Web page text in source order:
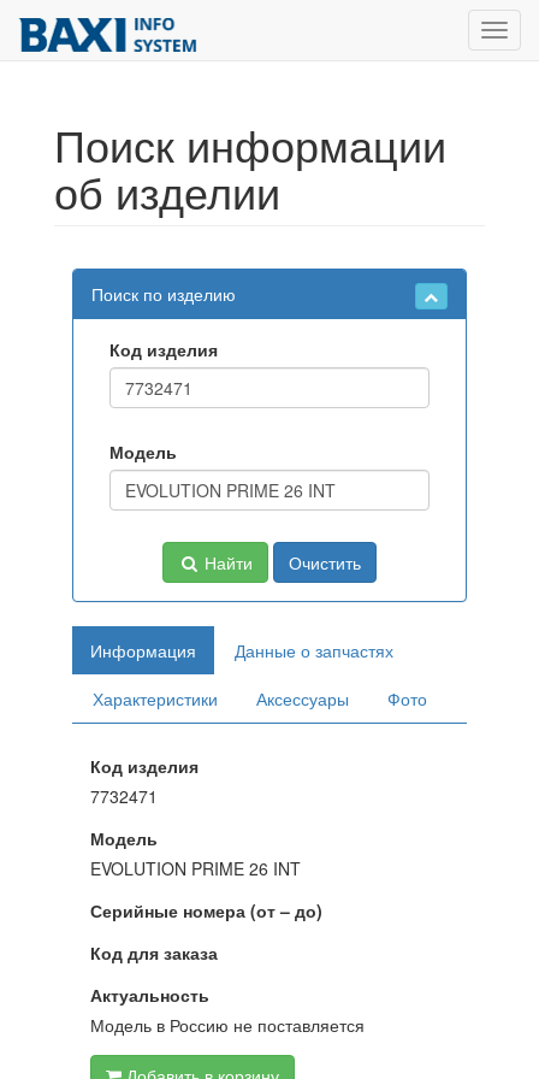
Поиск информации
об изделии
Поиск по изделию
Код изделия
Модель
Найти Очистить
Информация
Данные о запчастях
Характеристики
Аксессуары Фото
Код изделия
7732471
Модель
EVOLUTION PRIME 26 INT
Серийные номера (от – до)
Код для заказа
Актуальность
Модель в Россию не поставляется